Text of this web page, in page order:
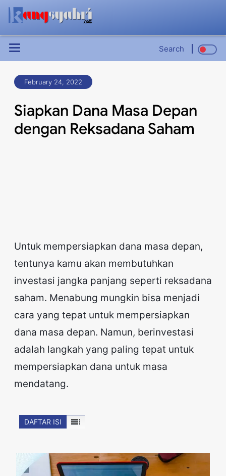
Search
February 24, 2022
Siapkan Dana Masa Depan
dengan Reksadana Saham
Untuk mempersiapkan dana masa depan,
tentunya kamu akan membutuhkan
investasi jangka panjang seperti reksadana
saham. Menabung mungkin bisa menjadi
cara yang tepat untuk mempersiapkan
dana masa depan. Namun, berinvestasi
adalah langkah yang paling tepat untuk
mempersiapkan dana untuk masa
mendatang.
DAFTAR ISI toc